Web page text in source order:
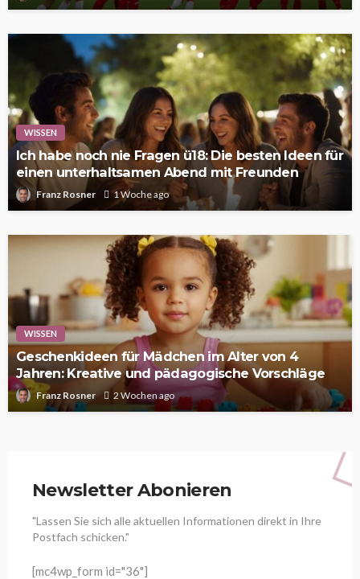
WISSEN
Ich habe noch nie Fragen ü18: Die besten Ideen für
einen unterhaltsamen Abend mit Freunden
Franz Rosner 1 Woche ago
WISSEN
Geschenkideen für Mädchen im Alter von 4
Jahren: Kreative und pädagogische Vorschläge
Franz Rosner 2 Wochen ago
Newsletter Abonieren
"Lassen Sie sich alle aktuellen Informationen direkt in Ihre
Postfach schicken."
[mc4wp_form id="36"]